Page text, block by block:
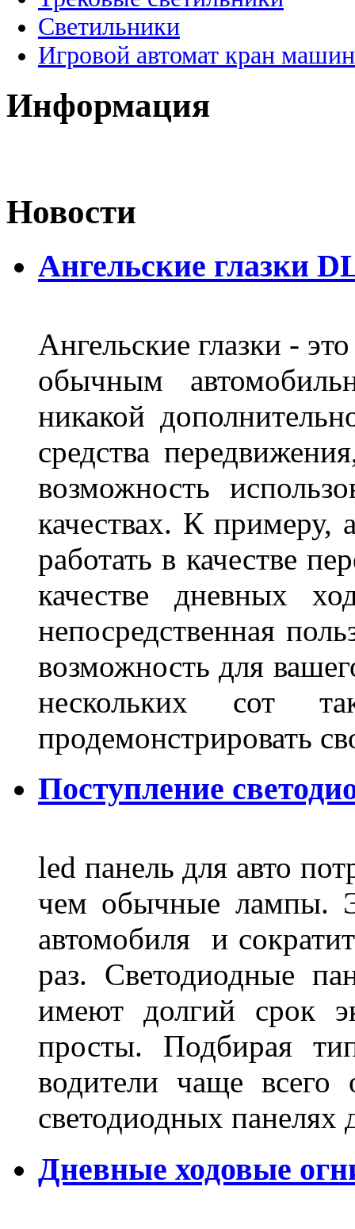
Светильники
Игровой автомат кран
Информация
Новости
Ангельские глазки
Ангельские глазки -
обычным
никакой
средства
возможность
качествах. К примеру,
работать в качестве
качестве дневных
непосредственная
возможность для
нескольких
продемонстрировать
Поступление
led панель для авто
чем обычные лампы.
автомобиля и
раз. Светодиодные
имеют долгий срок
просты. Подбирая
водители чаще всего
светодиодных
Дневные ходовые